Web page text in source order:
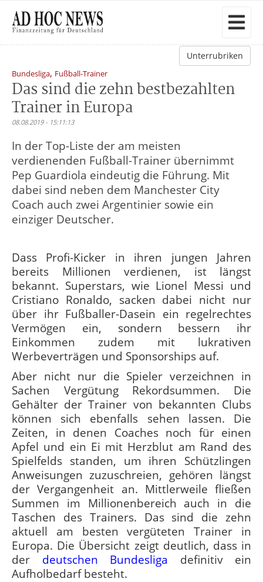
Unterrubriken
Bundesliga, Fußball-Trainer
Das sind die zehn bestbezahlten
Trainer in Europa
08.08.2019 - 15:11:13
In der Top-Liste der am meisten
verdienenden Fußball-Trainer übernimmt
Pep Guardiola eindeutig die Führung. Mit
dabei sind neben dem Manchester City
Coach auch zwei Argentinier sowie ein
einziger Deutscher.
Dass Profi-Kicker in ihren jungen Jahren
bereits Millionen verdienen, ist längst
bekannt. Superstars, wie Lionel Messi und
Cristiano Ronaldo, sacken dabei nicht nur
über ihr Fußballer-Dasein ein regelrechtes
Vermögen ein, sondern bessern ihr
Einkommen zudem mit lukrativen
Werbeverträgen und Sponsorships auf.
Aber nicht nur die Spieler verzeichnen in
Sachen Vergütung Rekordsummen. Die
Gehälter der Trainer von bekannten Clubs
können sich ebenfalls sehen lassen. Die
Zeiten, in denen Coaches noch für einen
Apfel und ein Ei mit Herzblut am Rand des
Spielfelds standen, um ihren Schützlingen
Anweisungen zuzuschreien, gehören längst
der Vergangenheit an. Mittlerweile fließen
Summen im Millionenbereich auch in die
Taschen des Trainers. Das sind die zehn
aktuell am besten vergüteten Trainer in
Europa. Die Übersicht zeigt deutlich, dass in
der deutschen Bundesliga definitiv ein
Aufholbedarf besteht.